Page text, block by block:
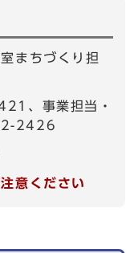
まちづくり担
、事業担当・
2426
意ください